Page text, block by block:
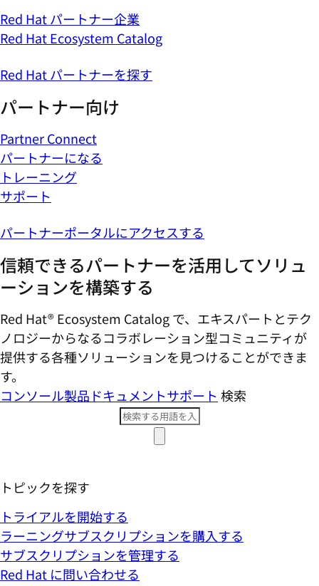
Red Hat パートナー企業
Red Hat Ecosystem Catalog
Red Hat パートナーを探す
パートナー向け
Partner Connect
パートナーになる
トレーニング
サポート
パートナーポータルにアクセスする
信頼できるパートナーを活用してソリュ
ーションを構築する
Red Hat® Ecosystem Catalog で、エキスパートとテク
ノロジーからなるコラボレーション型コミ​ュニティが
提供する各種ソリューションを見つけることができま
す。
コンソール製品ドキュメントサポート 検索
トピックを探す
トライアルを開始する
ラーニングサブスクリプションを購入する
サブスクリプションを管理する
Red Hat に問い合わせる